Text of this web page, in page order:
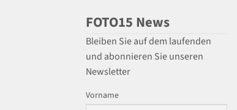
FOTO15 News
Bleiben Sie auf dem laufenden
und abonnieren Sie unseren
Newsletter
Vorname